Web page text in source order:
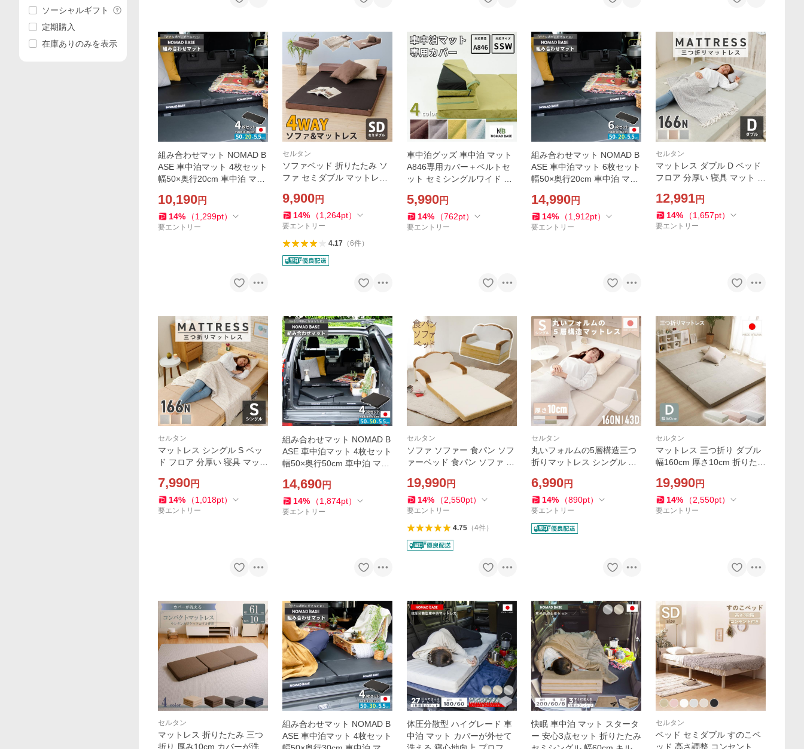
組み合わせマット NOMAD B
ASE 車中泊マット 4枚セット
幅50×奥行20cm 車中泊 マッ
薄型 A1892-3
10,190円
14% （1,299pt）
要エントリー
セルタン
ソファベッド 折りたたみ ソ
ファ セミダブル マットレス
マットレス 腰痛 A841
9,900円
14% （1,264pt）
要エントリー
4.17（6件）
車中泊グッズ 車中泊 マット
A846専用カバー＋ベルトセ
ット セミシングルワイド SS
ア カバーリング 洗える D84
6 A846
5,990円
14% （762pt）
要エントリー
組み合わせマット NOMAD B
ASE 車中泊マット 6枚セット
幅50×奥行20cm 車中泊 マッ
薄型 A1892-3
14,990円
14% （1,912pt）
要エントリー
セルタン
マットレス ダブル D ベッド
フロア 分厚い 寝具 マット 送
み10cm マットレス 腰痛 新
生活 家具 A1215
12,991円
14% （1,657pt）
要エントリー
セルタン
マットレス シングル S ベッ
ド フロア 分厚い 寝具 マット
厚み10cm マットレス シング
ル 腰痛 新生活 家具 A1217
7,990円
14% （1,018pt）
要エントリー
組み合わせマット NOMAD B
ASE 車中泊マット 4枚セット
幅50×奥行50cm 車中泊 マッ
薄型 A1892-1
14,690円
14% （1,874pt）
要エントリー
セルタン
ソファ ソファー 食パン ソフ
ァーベッド 食パン ソファ か
日本製ソファ 低反発 1人掛け
ソファ 一人掛け A399
19,990円
14% （2,550pt）
要エントリー
4.75（4件）
セルタン
丸いフォルムの5層構造三つ
折りマットレス シングル 厚
トレス マットレス シングル
腰痛 新生活 家具 A1387
6,990円
14% （890pt）
要エントリー
セルタン
マットレス 三つ折り ダブル
幅160cm 厚さ10cm 折りたた
19,990円
14% （2,550pt）
要エントリー
セルタン
マットレス 折りたたみ 三つ
折り 厚み10cm カバーが洗え
組み合わせマット NOMAD B
ASE 車中泊マット 4枚セット
体圧分散型 ハイグレード 車
中泊 マット カバーが外せて
快眠 車中泊 マット スタータ
ー 安心3点セット 折りたたみ
セルタン
ベッド セミダブル すのこベ
ッド 高さ調整 コンセント 収
ソーシャルギフト
定期購入
在庫ありのみを表示